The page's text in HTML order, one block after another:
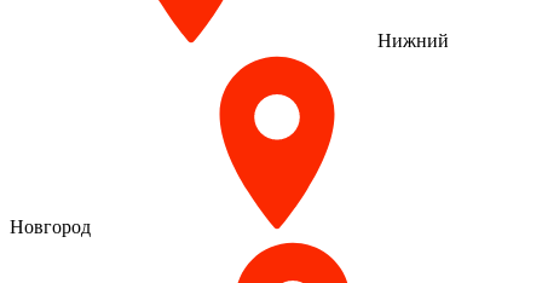
Нижний
Новгород